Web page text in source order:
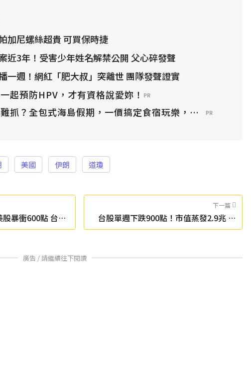
加尼螺絲超貴 可買保時捷
近3年！受害少年姓名解禁公開 父心碎發聲
一週！網紅「肥大叔」突離世 團隊發聲證實
起預防HPV，才有資格說愛妳！ PR
抓？全包式海島假期，一價搞定食宿玩樂，省錢更省心！
PR
美國 伊朗 道瓊
暴衝600點 台指
下一篇
台股單週下跌900點！市值蒸發2.9兆 最
慘類股跌8%
廣告 / 請繼續往下閱讀